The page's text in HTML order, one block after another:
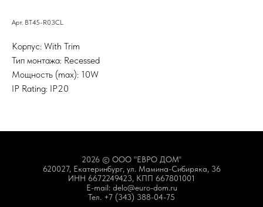
Арт. BT45-R03CL
Корпус: With Trim
Тип монтажа: Recessed
Мощность (max): 10W
IP Rating: IP20
2026 © ООО "ЕВРО ДОМ"
620027, Екатеринбург, ул. Мамина-Сибиряка, 36
ИНН 6672249423, КПП 667801001
E-mail: delo@euro-dom.ru
Тел. +7 (343) 388-04-75